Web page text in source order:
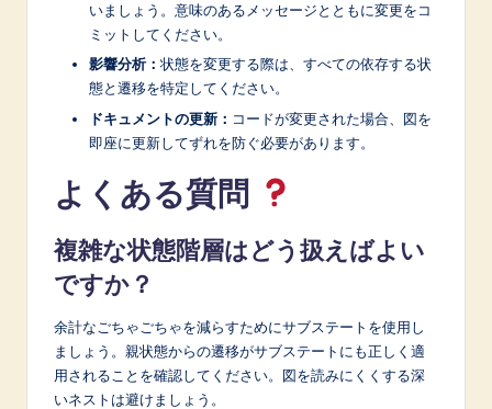
いましょう。意味のあるメッセージとともに変更をコ
ミットしてください。
影響分析： 状態を変更する際は、すべての依存する状
態と遷移を特定してください。
ドキュメントの更新： コードが変更された場合、図を
即座に更新してずれを防ぐ必要があります。
よくある質問
複雑な状態階層はどう扱えばよい
ですか？
余計なごちゃごちゃを減らすためにサブステートを使用し
ましょう。親状態からの遷移がサブステートにも正しく適
用されることを確認してください。図を読みにくくする深
いネストは避けましょう。